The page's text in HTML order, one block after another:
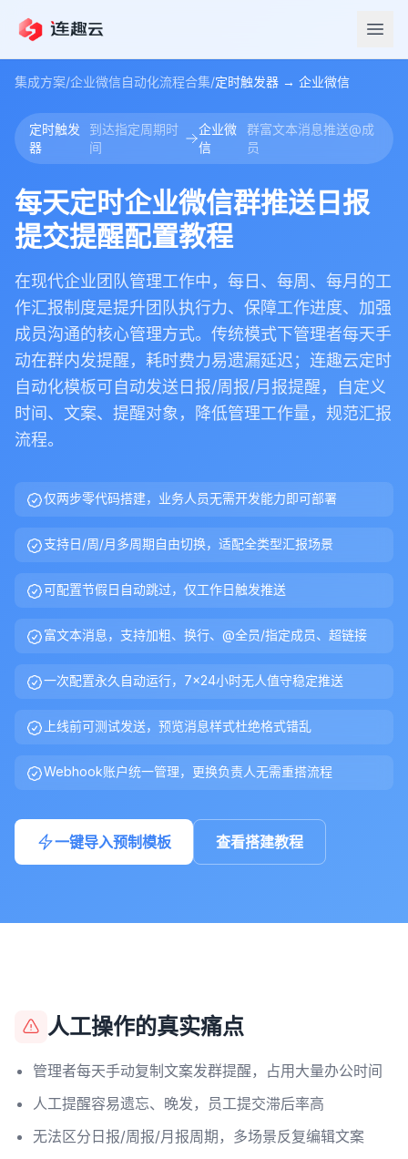
集成方案/企业微信自动化流程合集/定时触发器 → 企业微信
定时触发
器
到达指定周期时
间
企业微
信
群富文本消息推送@成
员
每天定时企业微信群推送日报
提交提醒配置教程
在现代企业团队管理工作中，每日、每周、每月的工
作汇报制度是提升团队执行力、保障工作进度、加强
成员沟通的核心管理方式。传统模式下管理者每天手
动在群内发提醒，耗时费力易遗漏延迟；连趣云定时
自动化模板可自动发送日报/周报/月报提醒，自定义
时间、文案、提醒对象，降低管理工作量，规范汇报
流程。
仅两步零代码搭建，业务人员无需开发能力即可部署
支持日/周/月多周期自由切换，适配全类型汇报场景
可配置节假日自动跳过，仅工作日触发推送
富文本消息，支持加粗、换行、@全员/指定成员、超链接
一次配置永久自动运行，7×24小时无人值守稳定推送
上线前可测试发送，预览消息样式杜绝格式错乱
Webhook账户统一管理，更换负责人无需重搭流程
一键导入预制模板 查看搭建教程
人工操作的真实痛点
管理者每天手动复制文案发群提醒，占用大量办公时间
人工提醒容易遗忘、晚发，员工提交滞后率高
无法区分日报/周报/月报周期，多场景反复编辑文案